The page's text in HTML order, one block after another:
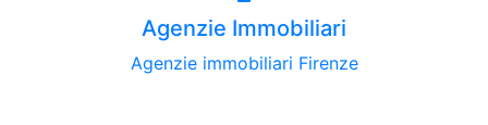
Agenzie Immobiliari
Agenzie immobiliari Firenze